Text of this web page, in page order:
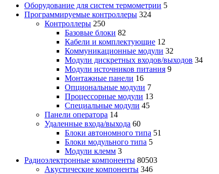
Оборудование для систем термометрии 5
Программируемые контроллеры 324
Контроллеры 250
Базовые блоки 82
Кабели и комплектующие 12
Коммуникационные модули 32
Модули дискретных входов/выходов 34
Модули источников питания 9
Монтажные панели 16
Опциональные модули 7
Процессорные модули 13
Специальные модули 45
Панели оператора 14
Удаленные входа/выхода 60
Блоки автономного типа 51
Блоки модульного типа 5
Модули клемм 3
Радиоэлектронные компоненты 80503
Акустические компоненты 346